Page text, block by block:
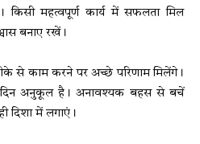
किसी महत्वपूर्ण कार्य में सफलता मिल
बनाए रखें।
से काम करने पर अच्छे परिणाम मिलेंगे।
दिन अनुकूल है। अनावश्यक बहस से बचें
दिशा में लगाएं।